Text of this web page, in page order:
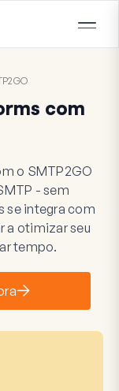
com
o SMTP2GO
- sem
se integra com
a otimizar seu
tempo.